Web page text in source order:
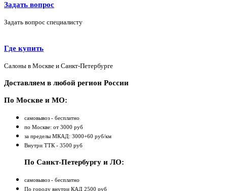
Задать вопрос
Задать вопрос специалисту
Где купить
Салоны в Москве и Санкт-Петербурге
Доставляем в любой регион России
По Москве и МО:
самовывоз - бесплатно
по Москве: от 3000 руб
за пределы МКАД: 3000+60 руб/км
Внутри ТТК - 3500 руб
По Санкт-Петербургу и ЛО:
самовывоз - бесплатно
По городу внутри КАД 2500 руб